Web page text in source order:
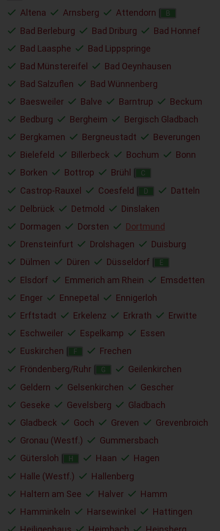
Altena
Arnsberg Attendorn B
Bad Berleburg Bad Driburg
Bad Honnef
Bad Laasphe
Bad Lippspringe
Bad Münstereifel
Bad Oeynhausen
Bad Salzuflen
Bad Wünnenberg
Baesweiler
Balve Barntrup
Beckum
Bedburg
Bergheim
Bergisch Gladbach
Bergkamen
Bergneustadt
Beverungen
Bielefeld
Billerbeck Bochum
Bonn
Borken
Bottrop Brühl C
Castrop-Rauxel Coesfeld D
Datteln
Delbrück
Detmold
Dinslaken
Dormagen
Dorsten
Dortmund
Drensteinfurt
Drolshagen
Duisburg
Dülmen
Düren Düsseldorf E
Elsdorf Emmerich am Rhein
Emsdetten
Enger
Ennepetal
Ennigerloh
Erftstadt
Erkelenz Erkrath
Erwitte
Eschweiler
Espelkamp
Essen
Euskirchen
F
Frechen
Fröndenberg/Ruhr
G
Geilenkirchen
Geldern
Gelsenkirchen
Gescher
Geseke
Gevelsberg
Gladbach
Gladbeck
Goch Greven
Grevenbroich
Gronau (Westf.)
Gummersbach
Gütersloh
H Haan
Hagen
Halle (Westf.)
Hallenberg
Haltern am See
Halver
Hamm
Hamminkeln
Harsewinkel
Hattingen